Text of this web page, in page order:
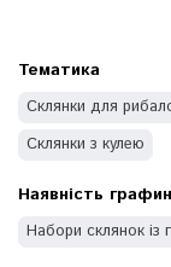
Тематика
Склянки для
Склянки з кулею
Наявність
Набори склянок із